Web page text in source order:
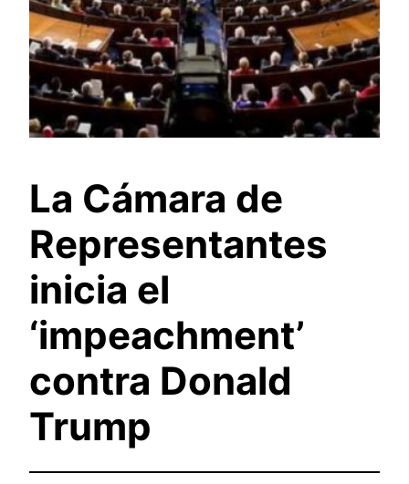
La Cámara de
Representantes
inicia el
‘impeachment’
contra Donald
Trump